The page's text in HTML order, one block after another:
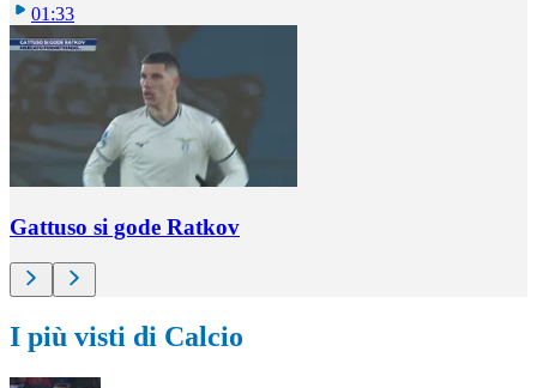
01:33
Gattuso si gode Ratkov
I più visti di Calcio